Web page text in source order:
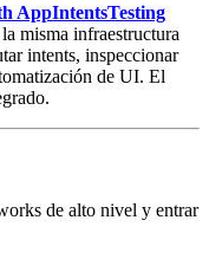
AppIntentsTesting
misma infraestructura
intents, inspeccionar
de UI. El
de alto nivel y entrar